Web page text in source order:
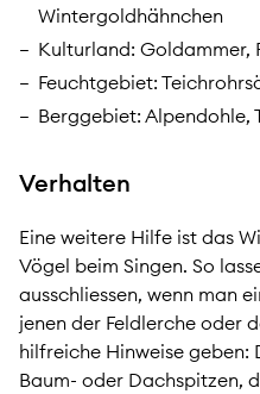
Wintergoldhähnchen
Kulturland: Goldammer,
Feuchtgebiet:
Berggebiet: Alpendohle,
Verhalten
Eine weitere Hilfe ist das
Vögel beim Singen. So
ausschliessen, wenn man
jenen der Feldlerche oder
hilfreiche Hinweise geben:
Baum- oder Dachspitzen,